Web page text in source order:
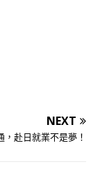
NEXT
赴日就業不是夢！